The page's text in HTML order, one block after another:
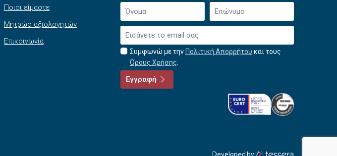
Ποιοι είμαστε
Μητρώο αξιολογητών
Επικοινωνία
Όνομα
Επώνυμο
Email
Αποδοχή
όρων
χρήσης
*
Συμφωνώ με την Πολιτική Απορρήτου και τους
Όρους Χρήσης
Εγγραφή
Developed by